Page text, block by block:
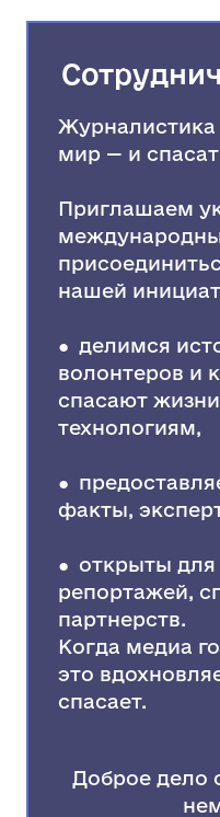
Журналистика
мир — и
Приглашаем
нашей
● делимся
волонтеров и
спасают
технологиям,
●
факты,
● открыты для
репортажей,
партнерств.
Когда медиа
это
спасает.
Доброе дело